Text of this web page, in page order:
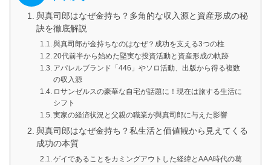
與真司郎はなぜ金持ち？多角的な収入源と資産形成の秘
訣を徹底解説
與真司郎が金持ちなのはなぜ？成功を支える3つの柱
20代前半から始めた堅実な投資活動と資産形成の軌跡
アパレルブランド「446」やソロ活動、出版から得る複数
の収入源
ロサンゼルスの豪華な自宅が話題に！現在は旅する生活に
シフト
実家の経済状況と父親の職業が與真司郎に与えた影響
與真司郎はなぜ金持ち？私生活と価値観から見えてくる
成功の本質
ゲイであることをカミングアウトした経緯とAAA時代の葛